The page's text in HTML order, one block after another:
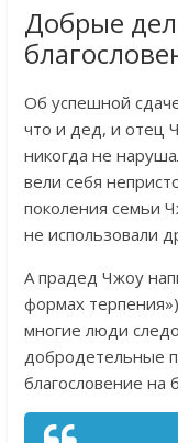
Добрые
Об успешной
что и дед, и отец
никогда не
вели себя
поколения семьи
не использовали
А прадед Чжоу
формах
многие люди
добродетельные
благословение на